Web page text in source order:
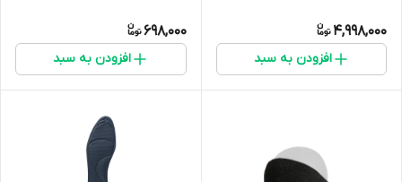
4,998,000
افزودن به سبد
698,000
افزودن به سبد